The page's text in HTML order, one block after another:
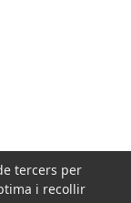
tercers per
i recollir